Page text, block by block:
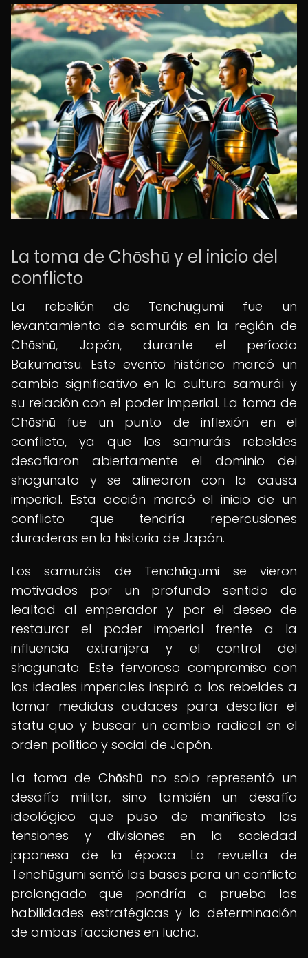
La toma de Chōshū y el inicio del
conflicto
La rebelión de Tenchūgumi fue un
levantamiento de samuráis en la región de
Chōshū, Japón, durante el período
Bakumatsu. Este evento histórico marcó un
cambio significativo en la cultura samurái y
su relación con el poder imperial. La toma de
Chōshū fue un punto de inflexión en el
conflicto, ya que los samuráis rebeldes
desafiaron abiertamente el dominio del
shogunato y se alinearon con la causa
imperial. Esta acción marcó el inicio de un
conflicto que tendría repercusiones
duraderas en la historia de Japón.
Los samuráis de Tenchūgumi se vieron
motivados por un profundo sentido de
lealtad al emperador y por el deseo de
restaurar el poder imperial frente a la
influencia extranjera y el control del
shogunato. Este fervoroso compromiso con
los ideales imperiales inspiró a los rebeldes a
tomar medidas audaces para desafiar el
statu quo y buscar un cambio radical en el
orden político y social de Japón.
La toma de Chōshū no solo representó un
desafío militar, sino también un desafío
ideológico que puso de manifiesto las
tensiones y divisiones en la sociedad
japonesa de la época. La revuelta de
Tenchūgumi sentó las bases para un conflicto
prolongado que pondría a prueba las
habilidades estratégicas y la determinación
de ambas facciones en lucha.